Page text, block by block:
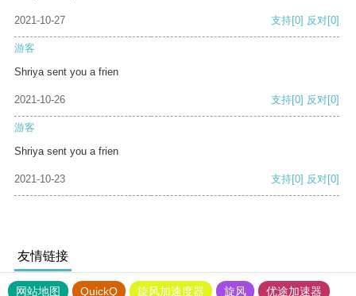
2021-10-27 支持[0] 反对[0]
游客
Shriya sent you a frien
2021-10-26 支持[0] 反对[0]
游客
Shriya sent you a frien
2021-10-23 支持[0] 反对[0]
友情链接
网站地图 QuickQ 旋风加速度器 旋风 优途加速器